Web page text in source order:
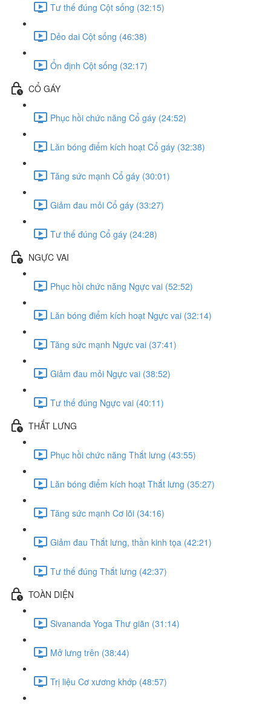
Tư thế đúng Cột sống (32:15)
Dẻo dai Cột sống (46:38)
Ổn định Cột sống (32:17)
CỔ GÁY
Phục hồi chức năng Cổ gáy (24:52)
Lăn bóng điểm kích hoạt Cổ gáy (32:38)
Tăng sức mạnh Cổ gáy (30:01)
Giảm đau mỏi Cổ gáy (33:27)
Tư thế đúng Cổ gáy (24:28)
NGỰC VAI
Phục hồi chức năng Ngực vai (52:52)
Lăn bóng điểm kích hoạt Ngực vai (32:14)
Tăng sức mạnh Ngực vai (37:41)
Giảm đau mỏi Ngực vai (38:52)
Tư thế đúng Ngực vai (40:11)
THẮT LƯNG
Phục hồi chức năng Thắt lưng (43:55)
Lăn bóng điểm kích hoạt Thắt lưng (35:27)
Tăng sức mạnh Cơ lõi (34:16)
Giảm đau Thắt lưng, thần kinh tọa (42:21)
Tư thế đúng Thắt lưng (42:37)
TOÀN DIỆN
Sivananda Yoga Thư giãn (31:14)
Mở lưng trên (38:44)
Trị liệu Cơ xương khớp (48:57)